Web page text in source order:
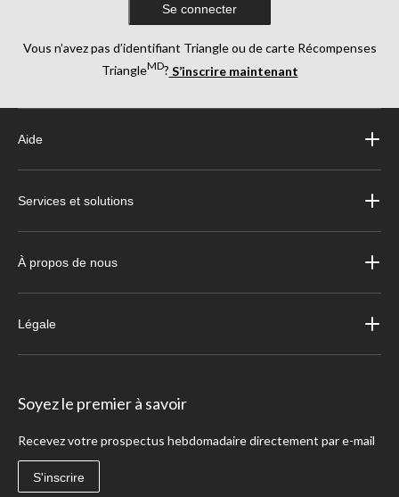
Se connecter
Vous n’avez pas d’identifiant Triangle ou de carte Récompenses
TriangleMD? S’inscrire maintenant
Aide
Services et solutions
À propos de nous
Légale
Soyez le premier à savoir
Recevez votre prospectus hebdomadaire directement par e-mail
S'inscrire